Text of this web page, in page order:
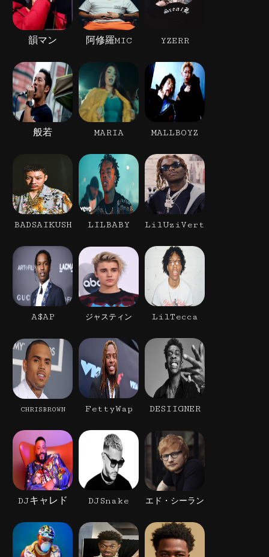
韻マン 阿修羅MIC YZERR
般若 MARIA MALLBOYZ
BADSAIKUSH LILBABY LilUziVert
A$AP ジャスティン LilTecca
CHRISBROWN FettyWap DESIIGNER
DJキャレド DJSnake エド・シーラン